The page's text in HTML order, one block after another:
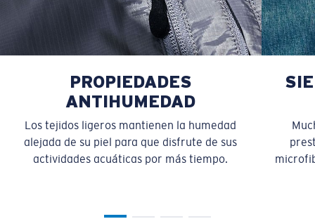
PROPIEDADES
ANTIHUMEDAD
Los tejidos ligeros mantienen la humedad
alejada de su piel para que disfrute de sus
actividades acuáticas por más tiempo.